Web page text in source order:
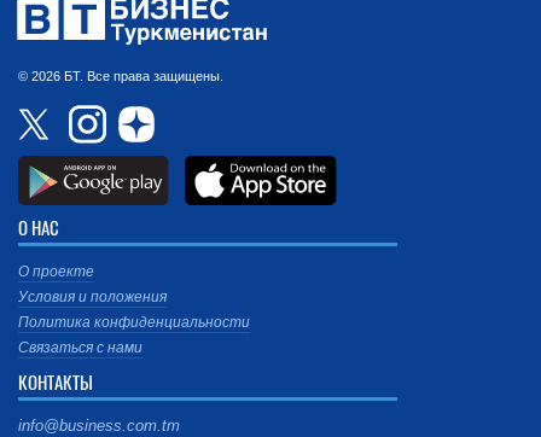
© 2026 БТ. Все права защищены.
О НАС
О проекте
Условия и положения
Политика конфиденциальности
Связаться с нами
КОНТАКТЫ
info@business.com.tm